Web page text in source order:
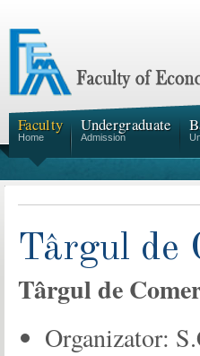
Faculty
Home
Undergraduate
Admission
Târgul de
Târgul de
Organizator: